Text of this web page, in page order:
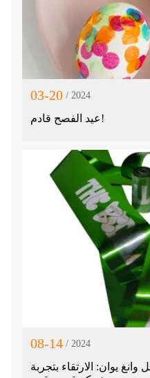
03-20 / 2024
عيد الفصح قادم!
08-14 / 2024
يوان: الارتقاء بتجربة